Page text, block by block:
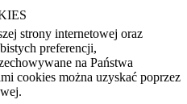
strony internetowej oraz
preferencji,
na Państwa
cookies można uzyskać poprzez